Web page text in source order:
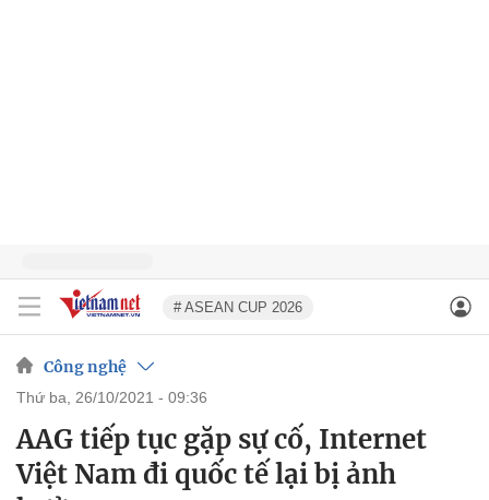
# ASEAN CUP 2026
Công nghệ
thứ ba, 26/10/2021 - 09:36
AAG tiếp tục gặp sự cố, Internet
Việt Nam đi quốc tế lại bị ảnh